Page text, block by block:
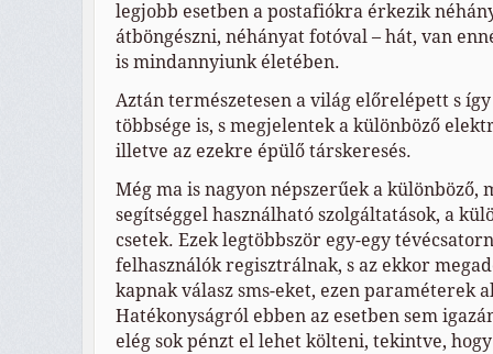
legjobb esetben a postafiókra érkezik
átböngészni, néhányat fotóval – hát, van
is mindannyiunk életében.
Aztán természetesen a világ előrelépett s
többsége is, s megjelentek a különböző
illetve az ezekre épülő társkeresés.
Még ma is nagyon népszerűek a különböző,
segítséggel használható szolgáltatások, a
csetek. Ezek legtöbbször egy-egy
felhasználók regisztrálnak, s az ekkor
kapnak válasz sms-eket, ezen paraméterek
Hatékonyságról ebben az esetben sem
elég sok pénzt el lehet költeni, tekintve,